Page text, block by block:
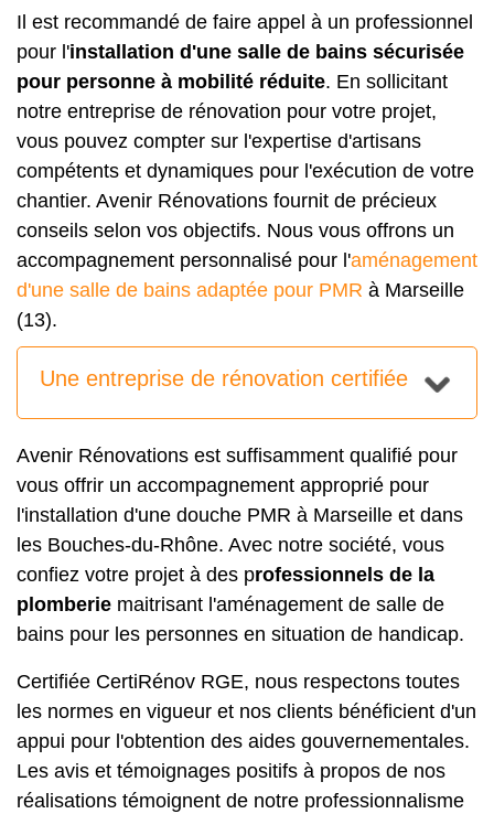
Il est recommandé de faire appel à un professionnel
pour l'installation d'une salle de bains sécurisée
pour personne à mobilité réduite. En sollicitant
notre entreprise de rénovation pour votre projet,
vous pouvez compter sur l'expertise d'artisans
compétents et dynamiques pour l'exécution de votre
chantier. Avenir Rénovations fournit de précieux
conseils selon vos objectifs. Nous vous offrons un
accompagnement personnalisé pour l'aménagement
d'une salle de bains adaptée pour PMR à Marseille
(13).
Une entreprise de rénovation certifiée
Avenir Rénovations est suffisamment qualifié pour
vous offrir un accompagnement approprié pour
l'installation d'une douche PMR à Marseille et dans
les Bouches-du-Rhône. Avec notre société, vous
confiez votre projet à des professionnels de la
plomberie maitrisant l'aménagement de salle de
bains pour les personnes en situation de handicap.
Certifiée CertiRénov RGE, nous respectons toutes
les normes en vigueur et nos clients bénéficient d'un
appui pour l'obtention des aides gouvernementales.
Les avis et témoignages positifs à propos de nos
réalisations témoignent de notre professionnalisme